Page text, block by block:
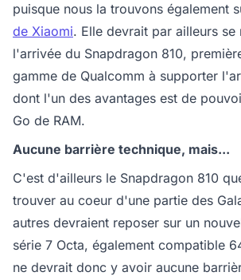
puisque nous la trouvons également
de Xiaomi. Elle devrait par ailleurs se
l'arrivée du Snapdragon 810,
gamme de Qualcomm à supporter
dont l'un des avantages est de
Go de RAM.
Aucune barrière technique, mais...
C'est d'ailleurs le Snapdragon 810
trouver au coeur d'une partie des
autres devraient reposer sur un
série 7 Octa, également compatible
ne devrait donc y avoir aucune